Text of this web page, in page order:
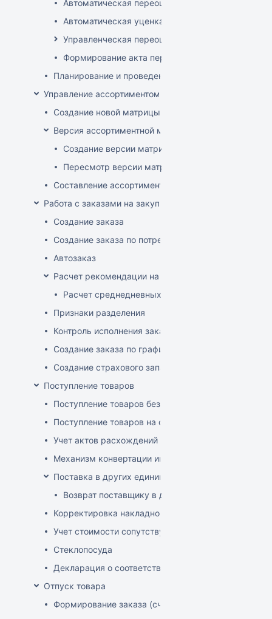
Автоматическая переоценка по прайсам и
Автоматическая уценка товаров
Управленческая переоценка
Формирование акта переоценки
Планирование и проведение акций
Управление ассортиментом магазинов
Создание новой матрицы
Версия ассортиментной матрицы
Создание версии матрицы
Пересмотр версии матрицы
Составление ассортимента магазина
Работа с заказами на закупку
Создание заказа
Создание заказа по потребностям
Автозаказ
Расчет рекомендации на закупку
Расчет среднедневных продаж
Признаки разделения
Контроль исполнения заказов поставщиком
Создание заказа по графику
Создание страхового запаса
Поступление товаров
Поступление товаров без заказа
Поступление товаров на основе заказа
Учет актов расхождений при поступлении товаров
Механизм конвертации инвойсов из иностранной
Поставка в других единицах
Возврат поставщику в других единицах
Корректировка накладной (РФ)
Учет стоимости сопутствующих услуг в приходе
Стеклопосуда
Декларация о соответствии
Отпуск товара
Формирование заказа (счета-фактуры)